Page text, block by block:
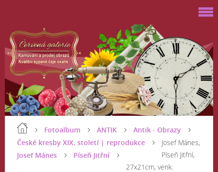
Fotoalbum ANTIK
Antik - Obrazy
České kresby XIX. století | reprodukce
Josef Mánes
Píseň Jitřní
Josef Mánes,
Píseň Jitřní,
27x21cm, venk.